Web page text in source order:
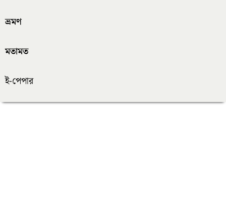
ভ্রমণ
মতামত
ই-পেপার